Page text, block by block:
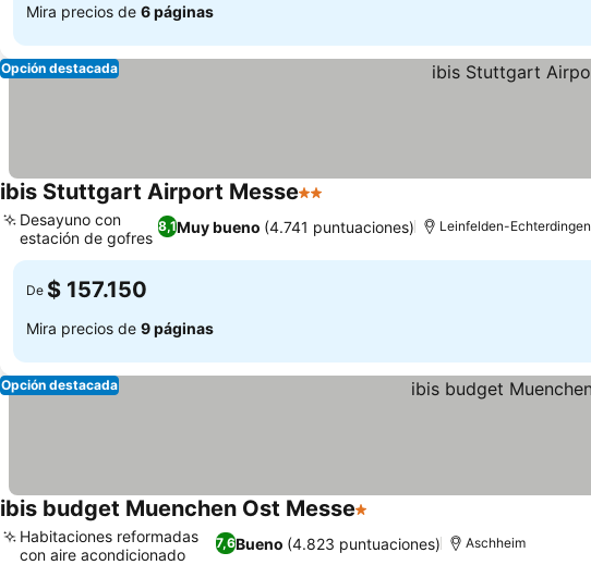
Mira precios de 6 páginas
Opción destacada
ibis Stuttgart Airport Messe2 Estrellas
8,1Muy bueno (4.741 puntuaciones)
Desayuno con
estación de gofres
Leinfelden-Echterdingen
De $ 157.150
Mira precios de 9 páginas
Opción destacada
ibis budget Muenchen Ost Messe1 Estrellas
7,6Bueno (4.823 puntuaciones)
Habitaciones reformadas
con aire acondicionado
Aschheim